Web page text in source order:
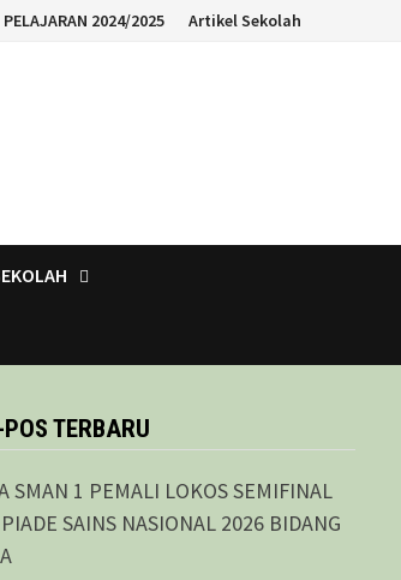
2024/2025 Artikel Sekolah
TERBARU
SMAN 1 PEMALI LOKOS SEMIFINAL
SAINS NASIONAL 2026 BIDANG